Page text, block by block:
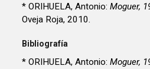
* ORIHUELA, Antonio:Moguer,
Oveja Roja, 2010.
Bibliografía
* ORIHUELA, Antonio:Moguer,